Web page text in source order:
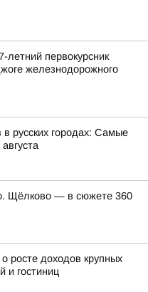
летний первокурсник
железнодорожного
в русских городах: Самые
Щёлково — в сюжете 360
росте доходов крупных
и гостиниц